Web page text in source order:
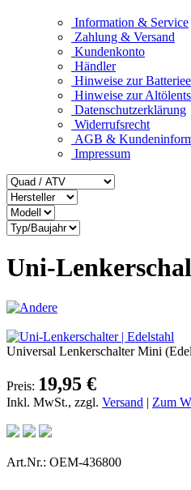
Information & Service
Zahlung & Versand
Kundenkonto
Händler
Hinweise zur
Hinweise zur
Datenschutzerklärung
Widerrufsrecht
AGB &
Impressum
Uni-
Universal Lenkerschalter Mini
Preis: 19,95 €
Inkl. MwSt., zzgl. Versand | Zum
Art.Nr.: OEM-436800